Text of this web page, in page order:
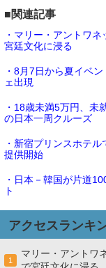
■関連記事
・マリー・アントワ
宮廷文化に浸る
・8月7日から夏イベ
ェ出現
・18歳未満5万円、未
の日本一周クルーズ
・新宿プリンスホテ
提供開始
・日本－韓国が片道
ト
アクセスランキ
1
マリー・アントワ